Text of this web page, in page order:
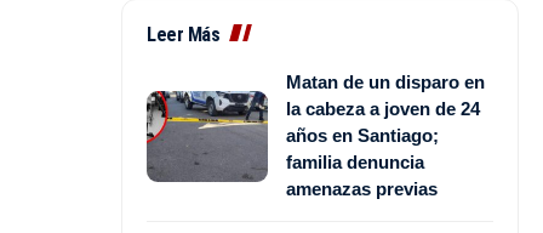
Leer Más
Matan de un disparo en
la cabeza a joven de 24
años en Santiago;
familia denuncia
amenazas previas